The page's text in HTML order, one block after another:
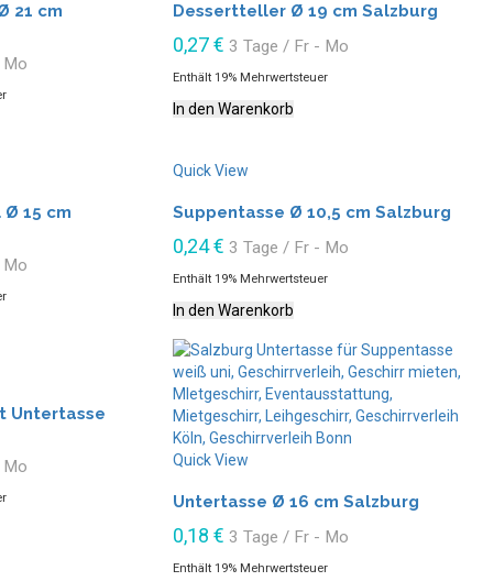
21 cm
Mo
Dessertteller Ø 19 cm Salzburg
0,27€ 3 Tage / Fr - Mo
Enthält 19% Mehrwertsteuer
In den Warenkorb
15 cm
Mo
Quick View
Suppentasse Ø 10,5 cm Salzburg
0,24€ 3 Tage / Fr - Mo
Enthält 19% Mehrwertsteuer
In den Warenkorb
Untertasse
Mo Quick View
Untertasse Ø 16 cm Salzburg
0,18 € 3 Tage / Fr - Mo
Enthält 19% Mehrwertsteuer